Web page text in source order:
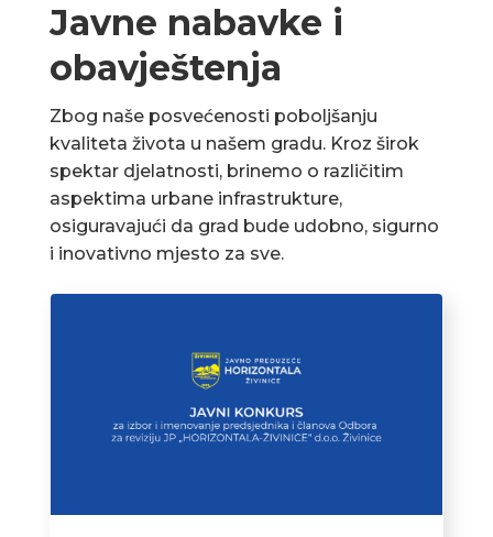
Javne nabavke i
obavještenja
Zbog naše posvećenosti poboljšanju
kvaliteta života u našem gradu. Kroz širok
spektar djelatnosti, brinemo o različitim
aspektima urbane infrastrukture,
osiguravajući da grad bude udobno, sigurno
i inovativno mjesto za sve.